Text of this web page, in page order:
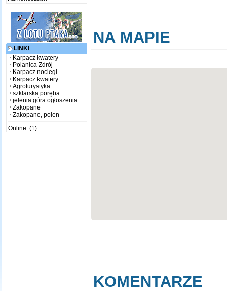
LINKI
Karpacz kwatery
Polanica Zdrój
Karpacz noclegi
Karpacz kwatery
Agroturystyka
szklarska poręba
jelenia góra ogłoszenia
Zakopane
Zakopane, polen
Online: (1)
NA MAPIE
KOMENTARZE